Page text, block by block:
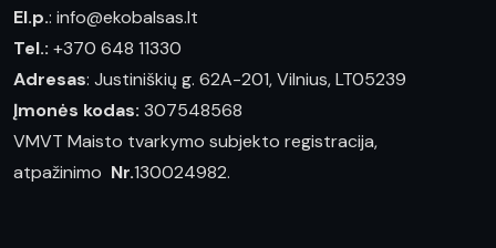
El.p.: info@ekobalsas.lt
Tel.: +370 648 11330
Adresas: Justiniškių g. 62A-201, Vilnius, LT05239
Įmonės kodas: 307548568
VMVT Maisto tvarkymo subjekto registracija,
atpažinimo Nr.130024982.